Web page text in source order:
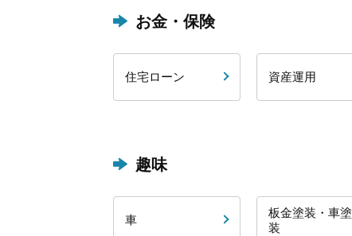
お金・保険
住宅ローン 資産運用
趣味
車
板金塗装・車塗
装